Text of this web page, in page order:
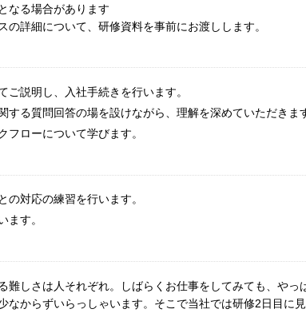
なる場合があります
詳細について、研修資料を事前にお渡しします。
ご説明し、入社手続きを行います。
する質問回答の場を設けながら、理解を深めていただきま
フローについて学びます。
の対応の練習を行います。
ます。
難しさは人それぞれ。しばらくお仕事をしてみても、やっ
なからずいらっしゃいます。そこで当社では研修2日目に